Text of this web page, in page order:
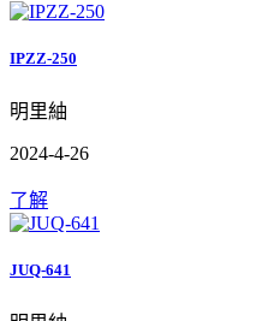
IPZZ-250
明里紬
2024-4-26
了解
JUQ-641